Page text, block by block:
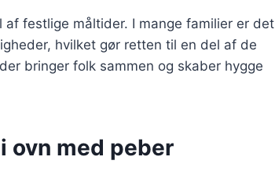
festlige måltider. I mange familier er det
hvilket gør retten til en del af de
bringer folk sammen og skaber hygge
ovn med peber